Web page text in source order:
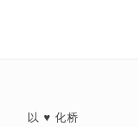
以 ♥ 化桥